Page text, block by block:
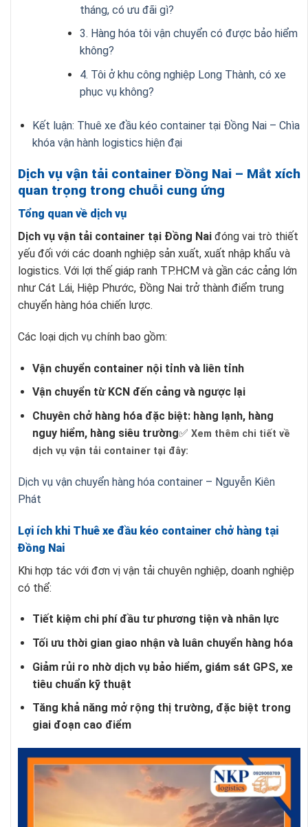
tháng, có ưu đãi gì?
3. Hàng hóa tôi vận chuyển có được bảo hiểm
không?
4. Tôi ở khu công nghiệp Long Thành, có xe
phục vụ không?
Kết luận: Thuê xe đầu kéo container tại Đồng Nai – Chìa
khóa vận hành logistics hiện đại
Dịch vụ vận tải container Đồng Nai – Mắt xích
quan trọng trong chuỗi cung ứng
Tổng quan về dịch vụ
Dịch vụ vận tải container tại Đồng Nai đóng vai trò thiết
yếu đối với các doanh nghiệp sản xuất, xuất nhập khẩu và
logistics. Với lợi thế giáp ranh TP.HCM và gần các cảng lớn
như Cát Lái, Hiệp Phước, Đồng Nai trở thành điểm trung
chuyển hàng hóa chiến lược.
Các loại dịch vụ chính bao gồm:
Vận chuyển container nội tỉnh và liên tỉnh
Vận chuyển từ KCN đến cảng và ngược lại
Chuyên chở hàng hóa đặc biệt: hàng lạnh, hàng
nguy hiểm, hàng siêu trường✅ Xem thêm chi tiết về
dịch vụ vận tải container tại đây:
Dịch vụ vận chuyển hàng hóa container – Nguyễn Kiên
Phát
Lợi ích khi Thuê xe đầu kéo container chở hàng tại
Đồng Nai
Khi hợp tác với đơn vị vận tải chuyên nghiệp, doanh nghiệp
có thể:
Tiết kiệm chi phí đầu tư phương tiện và nhân lực
Tối ưu thời gian giao nhận và luân chuyển hàng hóa
Giảm rủi ro nhờ dịch vụ bảo hiểm, giám sát GPS, xe
tiêu chuẩn kỹ thuật
Tăng khả năng mở rộng thị trường, đặc biệt trong
giai đoạn cao điểm